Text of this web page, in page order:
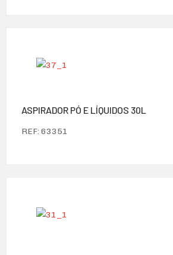
ASPIRADOR PÓ E LÍQUIDOS 30L
REF: 63351